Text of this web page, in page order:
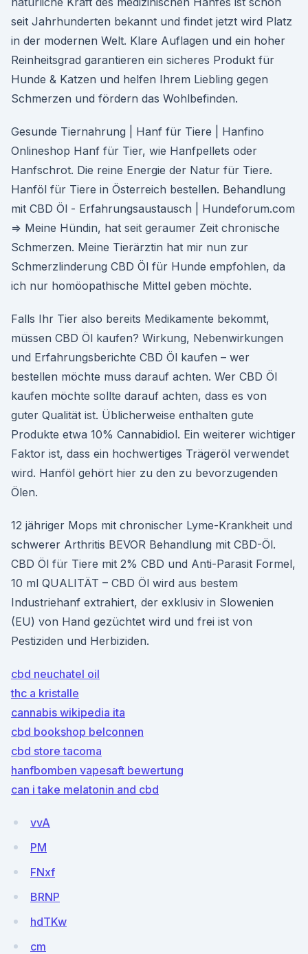
seit Jahrhunderten bekannt und findet jetzt wird Platz
in der modernen Welt. Klare Auflagen und ein hoher
Reinheitsgrad garantieren ein sicheres Produkt für
Hunde & Katzen und helfen Ihrem Liebling gegen
Schmerzen und fördern das Wohlbefinden.
Gesunde Tiernahrung | Hanf für Tiere | Hanfino
Onlineshop Hanf für Tier, wie Hanfpellets oder
Hanfschrot. Die reine Energie der Natur für Tiere.
Hanföl für Tiere in Österreich bestellen. Behandlung
mit CBD Öl - Erfahrungsaustausch | Hundeforum.com
⇒ Meine Hündin, hat seit geraumer Zeit chronische
Schmerzen. Meine Tierärztin hat mir nun zur
Schmerzlinderung CBD Öl für Hunde empfohlen, da
ich nur homöopathische Mittel geben möchte.
Falls Ihr Tier also bereits Medikamente bekommt,
müssen CBD Öl kaufen? Wirkung, Nebenwirkungen
und Erfahrungsberichte CBD Öl kaufen – wer
bestellen möchte muss darauf achten. Wer CBD Öl
kaufen möchte sollte darauf achten, dass es von
guter Qualität ist. Üblicherweise enthalten gute
Produkte etwa 10% Cannabidiol. Ein weiterer wichtiger
Faktor ist, dass ein hochwertiges Trägeröl verwendet
wird. Hanföl gehört hier zu den zu bevorzugenden
Ölen.
12 jähriger Mops mit chronischer Lyme-Krankheit und
schwerer Arthritis BEVOR Behandlung mit CBD-Öl.
CBD Öl für Tiere mit 2% CBD und Anti-Parasit Formel,
10 ml QUALITÄT – CBD Öl wird aus bestem
Industriehanf extrahiert, der exklusiv in Slowenien
(EU) von Hand gezüchtet wird und frei ist von
Pestiziden und Herbiziden.
cbd neuchatel oil
thc a kristalle
cannabis wikipedia ita
cbd bookshop belconnen
cbd store tacoma
hanfbomben vapesaft bewertung
can i take melatonin and cbd
vvA
PM
FNxf
BRNP
hdTKw
cm